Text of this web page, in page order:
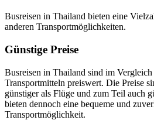
Busreisen in Thailand bieten eine
anderen Transportmöglichkeiten.
Günstige Preise
Busreisen in Thailand sind im
Transportmitteln preiswert. Die Preise
günstiger als Flüge und zum Teil auch
bieten dennoch eine bequeme und
Transportmöglichkeit.